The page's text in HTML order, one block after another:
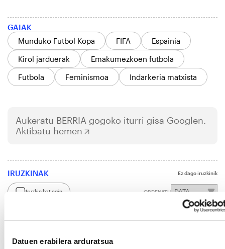
Datuen erabilera arduratsua
GAIAK
Munduko Futbol Kopa
FIFA
Espainia
Kirol jarduerak
Emakumezkoen futbola
Futbola
Feminismoa Indarkeria matxista
Aukeratu BERRIA gogoko iturri gisa Googlen.
Aktibatu hemen
IRUZKINAK Ez dago iruzkinik
Iruzkin bat egin ORDENATU